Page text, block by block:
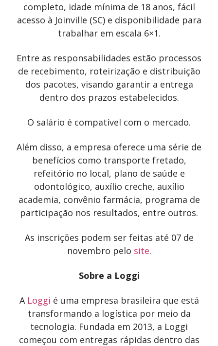
completo, idade mínima de 18 anos, fácil
acesso à Joinville (SC) e disponibilidade para
trabalhar em escala 6×1.
Entre as responsabilidades estão processos
de recebimento, roteirização e distribuição
dos pacotes, visando garantir a entrega
dentro dos prazos estabelecidos.
O salário é compatível com o mercado.
Além disso, a empresa oferece uma série de
benefícios como transporte fretado,
refeitório no local, plano de saúde e
odontológico, auxílio creche, auxílio
academia, convênio farmácia, programa de
participação nos resultados, entre outros.
As inscrições podem ser feitas até 07 de
novembro pelo site.
Sobre a Loggi
A Loggi é uma empresa brasileira que está
transformando a logística por meio da
tecnologia. Fundada em 2013, a Loggi
começou com entregas rápidas dentro das